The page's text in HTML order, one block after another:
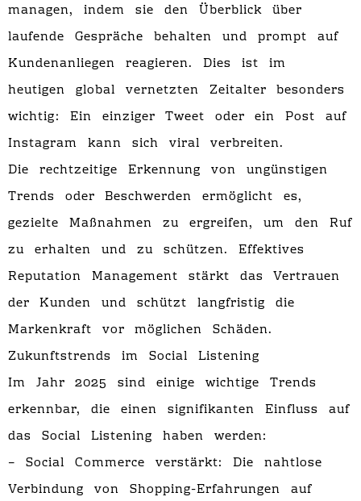
managen, indem sie den Überblick über
laufende Gespräche behalten und prompt auf
Kundenanliegen reagieren. Dies ist im
heutigen global vernetzten Zeitalter besonders
wichtig: Ein einziger Tweet oder ein Post auf
Instagram kann sich viral verbreiten.
Die rechtzeitige Erkennung von ungünstigen
Trends oder Beschwerden ermöglicht es,
gezielte Maßnahmen zu ergreifen, um den Ruf
zu erhalten und zu schützen. Effektives
Reputation Management stärkt das Vertrauen
der Kunden und schützt langfristig die
Markenkraft vor möglichen Schäden.
Zukunftstrends im Social Listening
Im Jahr 2025 sind einige wichtige Trends
erkennbar, die einen signifikanten Einfluss auf
das Social Listening haben werden:
– Social Commerce verstärkt: Die nahtlose
Verbindung von Shopping-Erfahrungen auf